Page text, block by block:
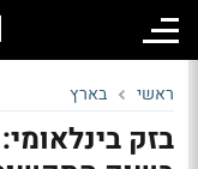
ראשי בארץ
בזק